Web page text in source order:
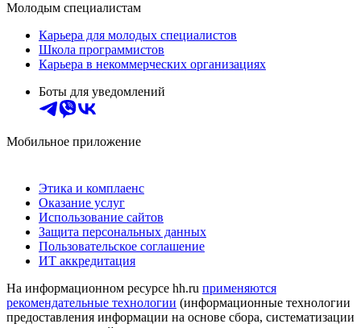
Молодым специалистам
Карьера для молодых специалистов
Школа программистов
Карьера в некоммерческих организациях
Боты для уведомлений
Мобильное приложение
Этика и комплаенс
Оказание услуг
Использование сайтов
Защита персональных данных
Пользовательское соглашение
ИТ аккредитация
На информационном ресурсе hh.ru применяются
рекомендательные технологии (информационные технологии
предоставления информации на основе сбора, систематизации